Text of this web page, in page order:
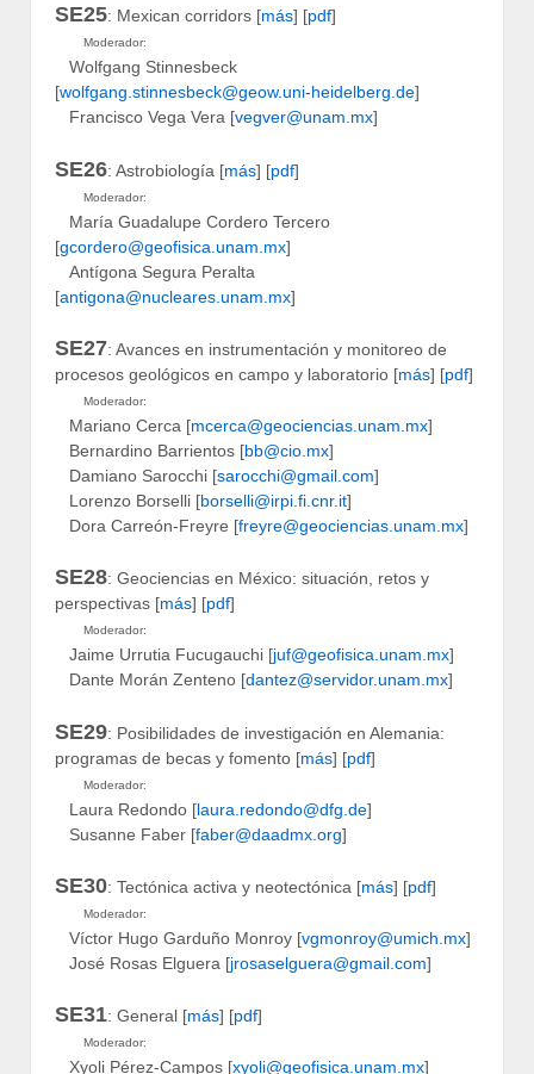
SE25: Mexican corridors [más] [pdf]
Moderador:
Wolfgang Stinnesbeck
[wolfgang.stinnesbeck@geow.uni-heidelberg.de]
Francisco Vega Vera [vegver@unam.mx]
SE26: Astrobiología [más] [pdf]
Moderador:
María Guadalupe Cordero Tercero
[gcordero@geofisica.unam.mx]
Antígona Segura Peralta
[antigona@nucleares.unam.mx]
SE27: Avances en instrumentación y monitoreo de
procesos geológicos en campo y laboratorio [más] [pdf]
Moderador:
Mariano Cerca [mcerca@geociencias.unam.mx]
Bernardino Barrientos [bb@cio.mx]
Damiano Sarocchi [sarocchi@gmail.com]
Lorenzo Borselli [borselli@irpi.fi.cnr.it]
Dora Carreón-Freyre [freyre@geociencias.unam.mx]
SE28: Geociencias en México: situación, retos y
perspectivas [más] [pdf]
Moderador:
Jaime Urrutia Fucugauchi [juf@geofisica.unam.mx]
Dante Morán Zenteno [dantez@servidor.unam.mx]
SE29: Posibilidades de investigación en Alemania:
programas de becas y fomento [más] [pdf]
Moderador:
Laura Redondo [laura.redondo@dfg.de]
Susanne Faber [faber@daadmx.org]
SE30: Tectónica activa y neotectónica [más] [pdf]
Moderador:
Víctor Hugo Garduño Monroy [vgmonroy@umich.mx]
José Rosas Elguera [jrosaselguera@gmail.com]
SE31: General [más] [pdf]
Moderador:
Xyoli Pérez-Campos [xyoli@geofisica.unam.mx]